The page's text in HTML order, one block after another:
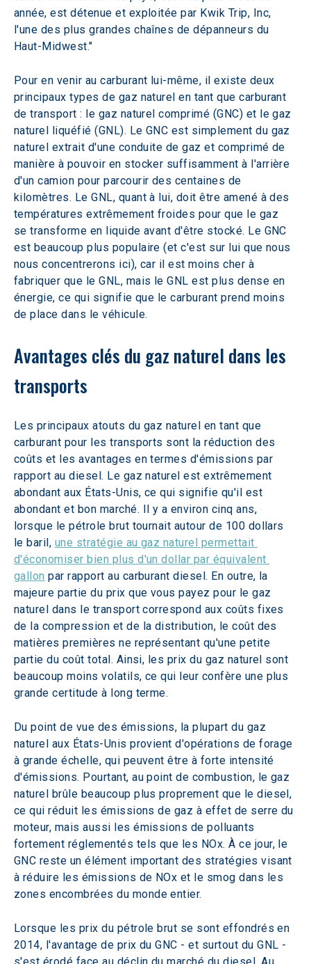
année, est détenue et exploitée par Kwik Trip, Inc,
l'une des plus grandes chaînes de dépanneurs du
Haut-Midwest."
Pour en venir au carburant lui-même, il existe deux
principaux types de gaz naturel en tant que carburant
de transport : le gaz naturel comprimé (GNC) et le gaz
naturel liquéfié (GNL). Le GNC est simplement du gaz
naturel extrait d'une conduite de gaz et comprimé de
manière à pouvoir en stocker suffisamment à l'arrière
d'un camion pour parcourir des centaines de
kilomètres. Le GNL, quant à lui, doit être amené à des
températures extrêmement froides pour que le gaz
se transforme en liquide avant d'être stocké. Le GNC
est beaucoup plus populaire (et c'est sur lui que nous
nous concentrerons ici), car il est moins cher à
fabriquer que le GNL, mais le GNL est plus dense en
énergie, ce qui signifie que le carburant prend moins
de place dans le véhicule.
Avantages clés du gaz naturel dans les
transports
Les principaux atouts du gaz naturel en tant que
carburant pour les transports sont la réduction des
coûts et les avantages en termes d'émissions par
rapport au diesel. Le gaz naturel est extrêmement
abondant aux États-Unis, ce qui signifie qu'il est
abondant et bon marché. Il y a environ cinq ans,
lorsque le pétrole brut tournait autour de 100 dollars
le baril, une stratégie au gaz naturel permettait
d'économiser bien plus d'un dollar par équivalent
gallon par rapport au carburant diesel. En outre, la
majeure partie du prix que vous payez pour le gaz
naturel dans le transport correspond aux coûts fixes
de la compression et de la distribution, le coût des
matières premières ne représentant qu'une petite
partie du coût total. Ainsi, les prix du gaz naturel sont
beaucoup moins volatils, ce qui leur confère une plus
grande certitude à long terme.
Du point de vue des émissions, la plupart du gaz
naturel aux États-Unis provient d'opérations de forage
à grande échelle, qui peuvent être à forte intensité
d'émissions. Pourtant, au point de combustion, le gaz
naturel brûle beaucoup plus proprement que le diesel,
ce qui réduit les émissions de gaz à effet de serre du
moteur, mais aussi les émissions de polluants
fortement réglementés tels que les NOx. À ce jour, le
GNC reste un élément important des stratégies visant
à réduire les émissions de NOx et le smog dans les
zones encombrées du monde entier.
Lorsque les prix du pétrole brut se sont effondrés en
2014, l'avantage de prix du GNC - et surtout du GNL -